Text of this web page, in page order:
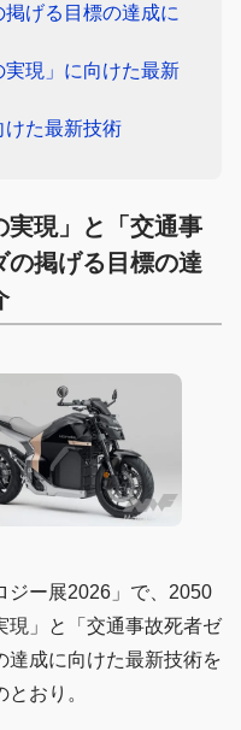
げる目標の達成に
実現」に向けた最新
けた最新技術
実現」と「交通事
の掲げる目標の達
ジー展2026」で、2050
現」と「交通事故死者ゼ
達成に向けた最新技術を
おり。